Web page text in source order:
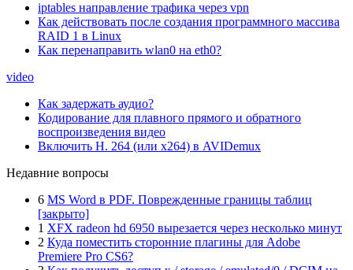
iptables направление трафика через vpn
Как действовать после создания программного массива
RAID 1 в Linux
Как перенаправить wlan0 на eth0?
video
Как задержать аудио?
Кодирование для плавного прямого и обратного
воспроизведения видео
Включить H. 264 (или x264) в AVIDemux
Недавние вопросы
6 MS Word в PDF. Поврежденные границы таблиц
[закрыто]
1 XFX radeon hd 6950 вырезается через несколько минут
2 Куда поместить сторонние плагины для Adobe
Premiere Pro CS6?